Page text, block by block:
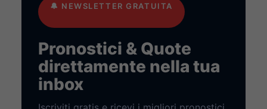
🔔 NEWSLETTER GRATUITA
Pronostici & Quote
direttamente nella tua
inbox